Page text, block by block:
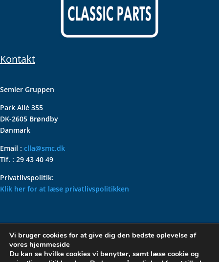
Kontakt
Semler Gruppen
Park Allé 355
DK-2605 Brøndby
Danmark
Email : clla@smc.dk
Tlf. : 29 43 40 49
Privatlivspolitik:
Klik her for at læse privatlivspolitikken
VOLKSWAGEN CLASSIC
PARTS – HOLDER DIN
KLASSISKE VOLKSWAGEN I
Vi bruger cookies for at give dig den bedste oplevelse af
vores hjemmeside
Du kan se hvilke cookies vi benytter, samt læse cookie og